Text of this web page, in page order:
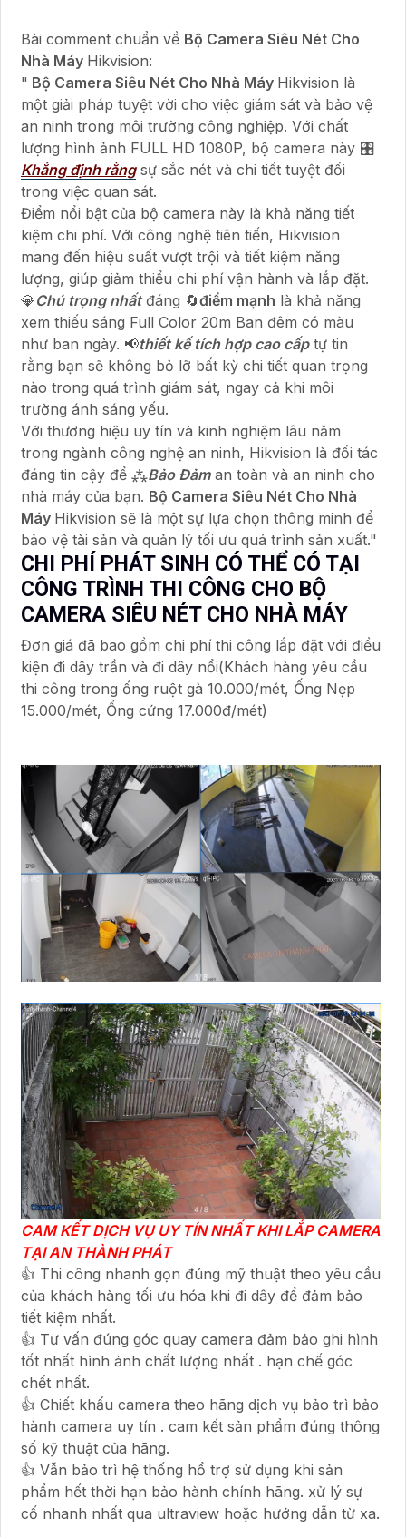
Bài comment chuẩn về Bộ Camera Siêu Nét Cho
Nhà Máy Hikvision:
" Bộ Camera Siêu Nét Cho Nhà Máy Hikvision là
một giải pháp tuyệt vời cho việc giám sát và bảo vệ
an ninh trong môi trường công nghiệp. Với chất
lượng hình ảnh FULL HD 1080P, bộ camera này 🎛
Khẳng định rằngsự sắc nét và chi tiết tuyệt đối
trong việc quan sát.
Điểm nổi bật của bộ camera này là khả năng tiết
kiệm chi phí. Với công nghệ tiên tiến, Hikvision
mang đến hiệu suất vượt trội và tiết kiệm năng
lượng, giúp giảm thiểu chi phí vận hành và lắp đặt.
💎Chú trọng nhấtđáng 🔄điểm mạnh là khả năng
xem thiếu sáng Full Color 20m Ban đêm có màu
như ban ngày. 📢thiết kế tích hợp cao cấptự tin
rằng bạn sẽ không bỏ lỡ bất kỳ chi tiết quan trọng
nào trong quá trình giám sát, ngay cả khi môi
trường ánh sáng yếu.
Với thương hiệu uy tín và kinh nghiệm lâu năm
trong ngành công nghệ an ninh, Hikvision là đối tác
đáng tin cậy để ⁂Bảo Đảman toàn và an ninh cho
nhà máy của bạn. Bộ Camera Siêu Nét Cho Nhà
Máy Hikvision sẽ là một sự lựa chọn thông minh để
bảo vệ tài sản và quản lý tối ưu quá trình sản xuất."
CHI PHÍ PHÁT SINH CÓ THỂ CÓ TẠI
CÔNG TRÌNH THI CÔNG CHO BỘ
CAMERA SIÊU NÉT CHO NHÀ MÁY
Đơn giá đã bao gồm chi phí thi công lắp đặt với điều
kiện đi dây trần và đi dây nổi(Khách hàng yêu cầu
thi công trong ống ruột gà 10.000/mét, Ống Nẹp
15.000/mét, Ống cứng 17.000đ/mét)
CAM KẾT DỊCH VỤ UY TÍN NHẤT KHI LẮP CAMERA
TẠI AN THÀNH PHÁT
👍 Thi công nhanh gọn đúng mỹ thuật theo yêu cầu
của khách hàng tối ưu hóa khi đi dây để đảm bảo
tiết kiệm nhất.
👍 Tư vấn đúng góc quay camera đảm bảo ghi hình
tốt nhất hình ảnh chất lượng nhất . hạn chế góc
chết nhất.
👍 Chiết khấu camera theo hãng dịch vụ bảo trì bảo
hành camera uy tín . cam kết sản phẩm đúng thông
số kỹ thuật của hãng.
👍 Vẫn bảo trì hệ thống hổ trợ sử dụng khi sản
phẩm hết thời hạn bảo hành chính hãng. xử lý sự
cố nhanh nhất qua ultraview hoặc hướng dẫn từ xa.